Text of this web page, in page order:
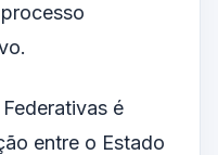
é
entre o Estado